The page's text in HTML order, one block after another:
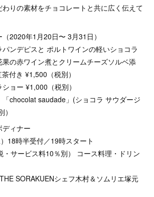
りの素材をチョコレートと共に広く伝えて
2020年1月20日〜 3月31日）
ンデピスと ポルトワインの軽いショコラ
果の赤ワイン煮とクリームチーズソルベ添
付き ¥1,500（税別）
ョー ¥1,000（税別）
「chocolat saudade」(ショコラ サウダージ
ィナー
18時半受付／19時スタート
サービス料10％別） コース料理・ドリン
SORAKUENシェフ木村＆ソムリエ塚元